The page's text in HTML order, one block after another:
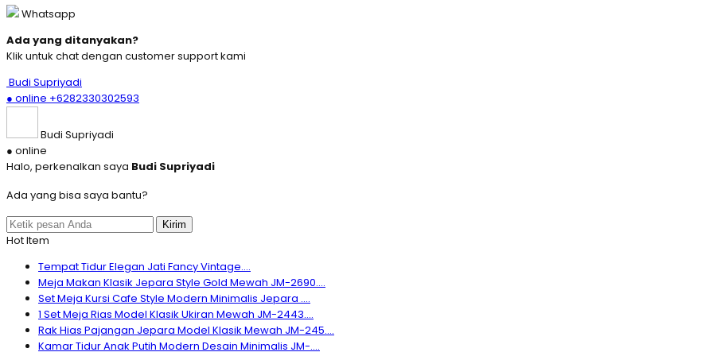
Whatsapp
Ada yang ditanyakan?
Klik untuk chat dengan customer support kami
Budi Supriyadi
● online +6282330302593
Budi Supriyadi
● online
Halo, perkenalkan saya Budi Supriyadi
Ada yang bisa saya bantu?
Kirim
Hot Item
Tempat Tidur Elegan Jati Fancy Vintage....
Meja Makan Klasik Jepara Style Gold Mewah JM-2690....
Set Meja Kursi Cafe Style Modern Minimalis Jepara ....
1 Set Meja Rias Model Klasik Ukiran Mewah JM-2443....
Rak Hias Pajangan Jepara Model Klasik Mewah JM-245....
Kamar Tidur Anak Putih Modern Desain Minimalis JM-....